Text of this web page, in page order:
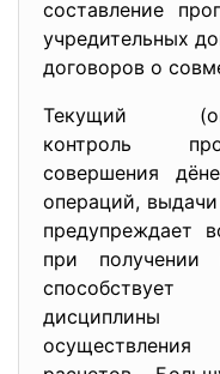
составление
учредительных
договоров о
Текущий
контроль
совершения
операций,
предупреждает
при получении
способствует
дисциплины